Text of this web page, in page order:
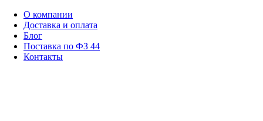
О компании
Доставка и оплата
Блог
Поставка по ФЗ 44
Контакты